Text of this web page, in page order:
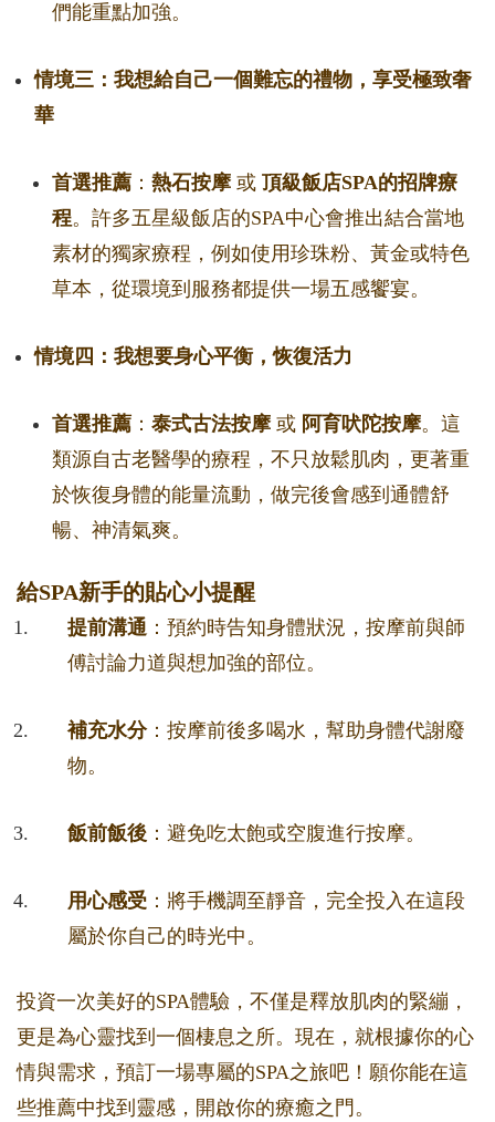
們能重點加強。
情境三：我想給自己一個難忘的禮物，享受極致奢
華
首選推薦 ： 熱石按摩或 頂級飯店SPA的招牌療
程。許多五星級飯店的SPA中心會推出結合當地
素材的獨家療程，例如使用珍珠粉、黃金或特色
草本，從環境到服務都提供一場五感饗宴。
情境四：我想要身心平衡，恢復活力
首選推薦 ： 泰式古法按摩或 阿育吠陀按摩。這
類源自古老醫學的療程，不只放鬆肌肉，更著重
於恢復身體的能量流動，做完後會感到通體舒
暢、神清氣爽。
給SPA新手的貼心小提醒
提前溝通 ：預約時告知身體狀況，按摩前與師
傅討論力道與想加強的部位。
補充水分：按摩前後多喝水，幫助身體代謝廢
物。
飯前飯後 ：避免吃太飽或空腹進行按摩。
用心感受 ：將手機調至靜音，完全投入在這段
屬於你自己的時光中。
投資一次美好的SPA體驗，不僅是釋放肌肉的緊繃，
更是為心靈找到一個棲息之所。現在，就根據你的心
情與需求，預訂一場專屬的SPA之旅吧！願你能在這
些推薦中找到靈感，開啟你的療癒之門。